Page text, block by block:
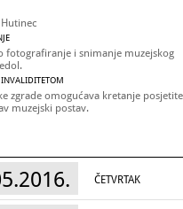
fotografiranje i snimanje muzejskog
INVALIDITETOM
zgrade omogućava kretanje
muzejski postav.
ČETVRTAK